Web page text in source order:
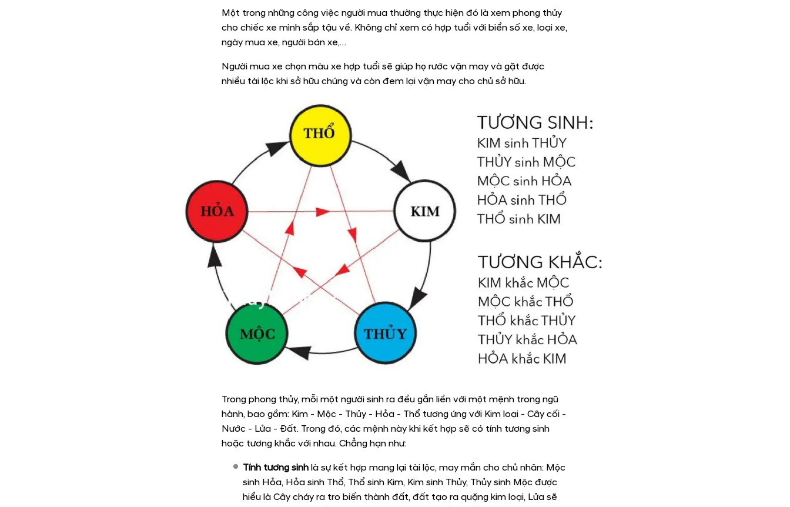
Một trong những công việc người mua thường thực hiện đó là xem phong thủy
cho chiếc xe mình sắp tậu về. Không chỉ xem có hợp tuổi với biển số xe, loại xe,
ngày mua xe, người bán xe,…
Người mua xe chọn màu xe hợp tuổi sẽ giúp họ rước vận may và gặt được
nhiều tài lộc khi sở hữu chúng và còn đem lại vận may cho chủ sở hữu.
Trong phong thủy, mỗi một người sinh ra đều gắn liền với một mệnh trong ngũ
hành, bao gồm: Kim - Mộc - Thủy - Hỏa - Thổ tương ứng với Kim loại - Cây cối -
Nước - Lửa - Đất. Trong đó, các mệnh này khi kết hợp sẽ có tính tương sinh
hoặc tương khắc với nhau. Chẳng hạn như:
Tính tương sinh là sự kết hợp mang lại tài lộc, may mắn cho chủ nhân: Mộc
sinh Hỏa, Hỏa sinh Thổ, Thổ sinh Kim, Kim sinh Thủy, Thủy sinh Mộc được
hiểu là Cây cháy ra tro biến thành đất, đất tạo ra quặng kim loại, Lửa sẽ